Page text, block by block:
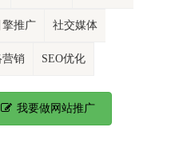
推广 社交媒体
营销 SEO优化
我要做网站推广